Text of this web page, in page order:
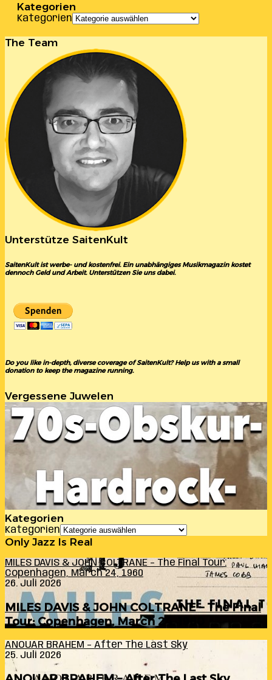
Kategorien
Kategorien
The Team
Unterstütze SaitenKult
SaitenKult ist werbe- und kostenfrei. Ein unabhängiges Musikmagazin kostet
dennoch Geld und Arbeit. Unterstützen Sie uns dabei.
Do you like in-depth, diverse coverage of SaitenKult? Help us with a small
donation to keep the magazine running.
Vergessene Juwelen
Kategorien
Kategorien
Only Jazz Is Real
MILES DAVIS & JOHN COLTRANE – The Final Tour:
Copenhagen, March 24, 1960
26. Juli 2026
MILES DAVIS & JOHN COLTRANE – The Final
Tour: Copenhagen, March 24, 1960
ANOUAR BRAHEM – After The Last Sky
25. Juli 2026